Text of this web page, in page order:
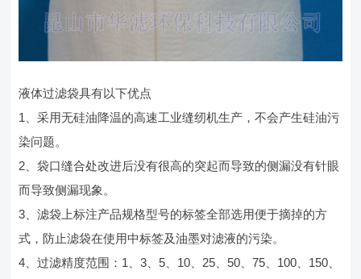
液体过滤袋具有以下优点
1、采用无硅油降温的高速工业缝纫机生产，不会产生硅油污
染问题。
2、袋口缝合处改进后没有很高的突起而导致的侧漏没有针眼
而导致侧漏现象。
3、滤袋上标注产品规格型号的标签全部选用便于摘掉的方
式，防止滤袋在使用中标签及油墨对滤液的污染。
4、过滤精度范围：1、3、5、10、25、50、75、100、150、